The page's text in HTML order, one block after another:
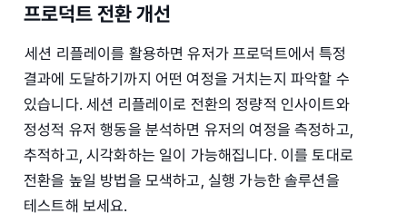
프로덕트 전환 개선
세션 리플레이를 활용하면 유저가 프로덕트에서 특정
결과에 도달하기까지 어떤 여정을 거치는지 파악할 수
있습니다. 세션 리플레이로 전환의 정량적 인사이트와
정성적 유저 행동을 분석하면 유저의 여정을 측정하고,
추적하고, 시각화하는 일이 가능해집니다. 이를 토대로
전환을 높일 방법을 모색하고, 실행 가능한 솔루션을
테스트해 보세요.